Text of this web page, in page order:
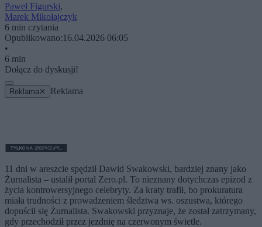
Paweł Figurski,
Marek Mikołajczyk
6 min czytania
Opublikowano:16.04.2026 06:05
•
6 min
Dołącz do dyskusji!
Reklama ✕ Reklama
11 dni w areszcie spędził Dawid Swakowski, bardziej znany jako
Żurnalista – ustalił portal Zero.pl. To nieznany dotychczas epizod z
życia kontrowersyjnego celebryty. Za kraty trafił, bo prokuratura
miała trudności z prowadzeniem śledztwa ws. oszustwa, którego
dopuścił się Żurnalista. Swakowski przyznaje, że został zatrzymany,
gdy przechodził przez jezdnię na czerwonym świetle.